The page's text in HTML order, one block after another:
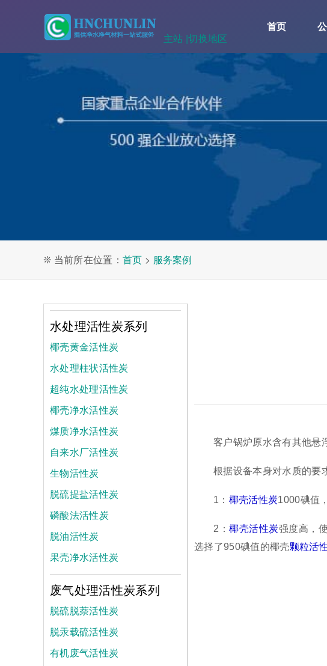
主站 |切换地区
首页
❊ 当前所在位置： 首页 > 服务案例
客户锅炉原水含有其他悬
根据设备本身对水质的要
1： 椰壳活性炭1000碘值
2：椰壳活性炭强度高，
选择了950碘值的椰壳颗粒活
水处理活性炭系列
椰壳黄金活性炭
水处理柱状活性炭
超纯水处理活性炭
椰壳净水活性炭
煤质净水活性炭
自来水厂活性炭
生物活性炭
脱硫提盐活性炭
磷酸法活性炭
脱油活性炭
果壳净水活性炭
废气处理活性炭系列
脱硫脱萘活性炭
脱汞载硫活性炭
有机废气活性炭